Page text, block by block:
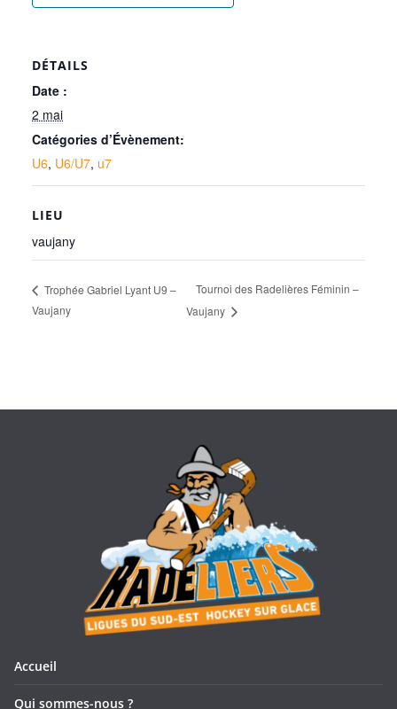
DÉTAILS
Date :
2 mai
Catégories d’Évènement:
U6, U6/U7, u7
LIEU
vaujany
Trophée Gabriel Lyant U9 –
Vaujany
Tournoi des Radelières Féminin –
Vaujany
Accueil
Qui sommes-nous ?